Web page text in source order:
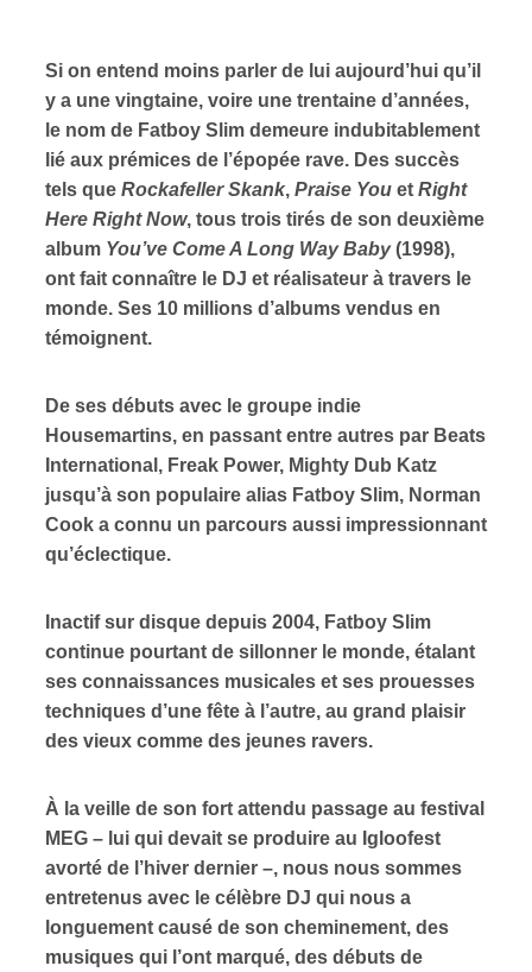
Si on entend moins parler de lui aujourd’hui qu’il
y a une vingtaine, voire une trentaine d’années,
le nom de Fatboy Slim demeure indubitablement
lié aux prémices de l’épopée rave. Des succès
tels que Rockafeller Skank, Praise You et Right
Here Right Now, tous trois tirés de son deuxième
album You’ve Come A Long Way Baby(1998),
ont fait connaître le DJ et réalisateur à travers le
monde. Ses 10 millions d’albums vendus en
témoignent.
De ses débuts avec le groupe indie
Housemartins, en passant entre autres par Beats
International, Freak Power, Mighty Dub Katz
jusqu’à son populaire alias Fatboy Slim, Norman
Cook a connu un parcours aussi impressionnant
qu’éclectique.
Inactif sur disque depuis 2004, Fatboy Slim
continue pourtant de sillonner le monde, étalant
ses connaissances musicales et ses prouesses
techniques d’une fête à l’autre, au grand plaisir
des vieux comme des jeunes ravers.
À la veille de son fort attendu passage au festival
MEG – lui qui devait se produire au Igloofest
avorté de l’hiver dernier –, nous nous sommes
entretenus avec le célèbre DJ qui nous a
longuement causé de son cheminement, des
musiques qui l’ont marqué, des débuts de